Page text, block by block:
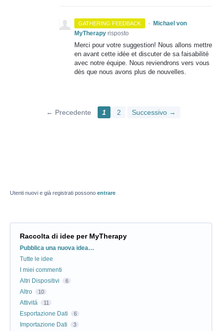
GATHERING FEEDBACK · Michael von
MyTherapy risposto
Merci pour votre suggestion! Nous allons mettre
en avant cette idée et discuter de sa faisabilité
avec notre équipe. Nous reviendrons vers vous
dès que nous avons plus de nouvelles.
← Precedente 1 2 Successivo →
Utenti nuovi e già registrati possono entrare
Raccolta di idee per MyTherapy
Categorie
Pubblica una nuova idea…
Tutte le idee
I miei commenti
Altri Dispositivi
6
Altro 10
Attivitá 11
Esportazione Dati 6
Importazione Dati 3